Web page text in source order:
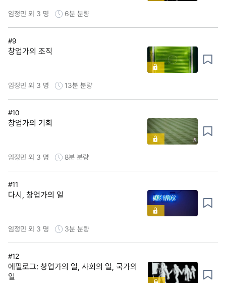
임정민 외 3 명 6분 분량
#9
창업가의 조직
임정민 외 3 명 13분 분량
#10
창업가의 기회
임정민 외 3 명 8분 분량
#11
다시, 창업가의 일
임정민 외 3 명 3분 분량
#12
에필로그: 창업가의 일, 사회의 일, 국가의
일